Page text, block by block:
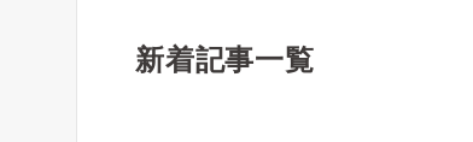
新着記事一覧